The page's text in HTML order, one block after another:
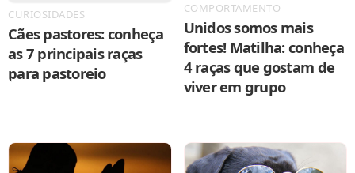
CURIOSIDADES
Cães pastores: conheça
as 7 principais raças
para pastoreio
COMPORTAMENTO
Unidos somos mais
fortes! Matilha: conheça
4 raças que gostam de
viver em grupo